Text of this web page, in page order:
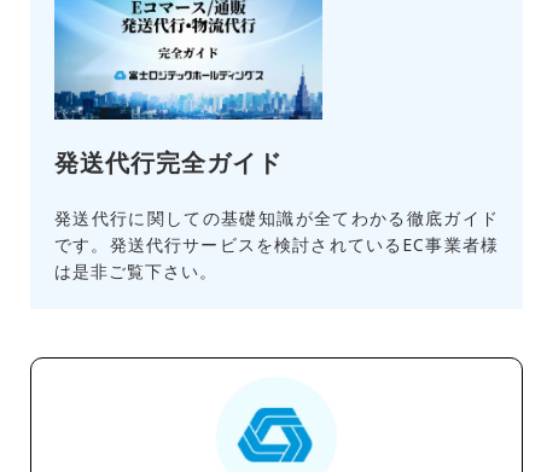
発送代行完全ガイド
発送代行に関しての基礎知識が全てわかる徹底ガイド
です。発送代行サービスを検討されているEC事業者様
は是非ご覧下さい。